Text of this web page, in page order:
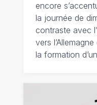
encore
la journée de
contraste avec
vers
la formation